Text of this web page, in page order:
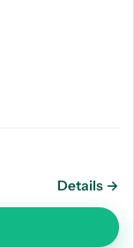
Details →